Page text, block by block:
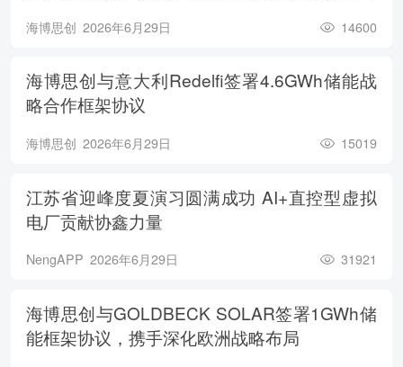
海博思创 2026年6月29日 14600
海博思创与意大利Redelfi签署4.6GWh储能战
略合作框架协议
海博思创 2026年6月29日 15019
江苏省迎峰度夏演习圆满成功 AI+直控型虚拟
电厂贡献协鑫力量
NengAPP 2026年6月29日 31921
海博思创与GOLDBECK SOLAR签署1GWh储
能框架协议，携手深化欧洲战略布局